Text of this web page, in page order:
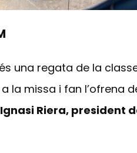
una regata de la
a la missa i fan
Ignasi Riera, president